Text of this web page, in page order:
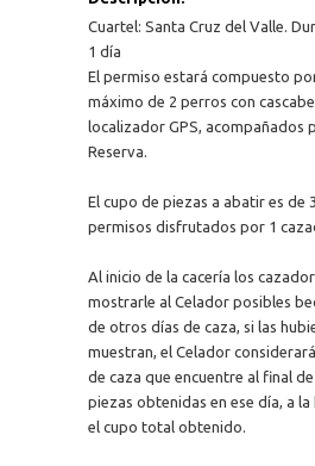
Cuartel: Santa Cruz del Valle.
1 día
El permiso estará compuesto
máximo de 2 perros con
localizador GPS, acompañados
Reserva.
El cupo de piezas a abatir es de
permisos disfrutados por 1
Al inicio de la cacería los
mostrarle al Celador posibles
de otros días de caza, si las
muestran, el Celador
de caza que encuentre al final
piezas obtenidas en ese día, a
el cupo total obtenido.